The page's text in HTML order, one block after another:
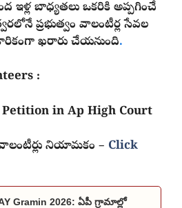
ఇళ్ల బాధ్యతలు ఒకరికి అప్పగించే
ప్రభుత్వం వాలంటీర్ల సేవల
ఖరారు చేయనుంది.
:
in Ap High Court
నియామకం – Click
Gramin 2026: ఏపీ గ్రామాల్లో